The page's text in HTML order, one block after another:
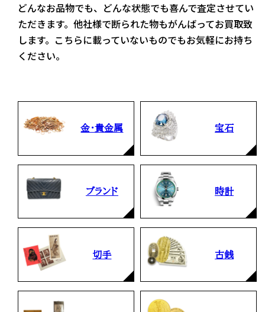
どんなお品物でも、どんな状態でも喜んで査定させてい
ただきます。他社様で断られた物もがんばってお買取致
します。こちらに載っていないものでもお気軽にお持ち
ください。
金・貴金属 宝石
ブランド 時計
切手 古銭